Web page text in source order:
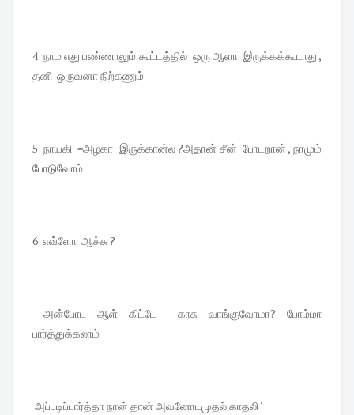
4 நாம எது பண்ணாலும் கூட்டத்தில் ஒரு ஆளா இருக்கக்கூடாது ,
தனி ஒருவனா நிற்கணும்
5 நாயகி =அழகா இருக்கான்ல ?அதான் சீன் போடறான் , நாமும்
போடுவோம்
6 எவ்ளோ ஆச்சு ?
அன்போட ஆள் கிட்டே காசு வாங்குவோமா? போம்மா
பார்த்துக்கலாம்
அப்படிப்பார்த்தா நான் தான் அவனோடமுதல் காதலி '